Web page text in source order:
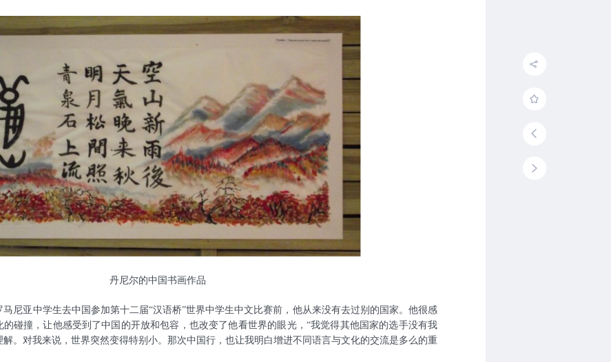
丹尼尔的中国书画作品
马尼亚中学生去中国参加第十二届“汉语桥”世界中学生中文比赛前，他从来没有去过别的国家。他很感
的碰撞，让他感受到了中国的开放和包容，也改变了他看世界的眼光，“我觉得其他国家的选手没有我
。对我来说，世界突然变得特别小。那次中国行，也让我明白增进不同语言与文化的交流是多么的重